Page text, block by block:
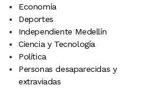
Economía
Deportes
Independiente Medellín
Ciencia y Tecnología
Política
Personas desaparecidas y
extraviadas